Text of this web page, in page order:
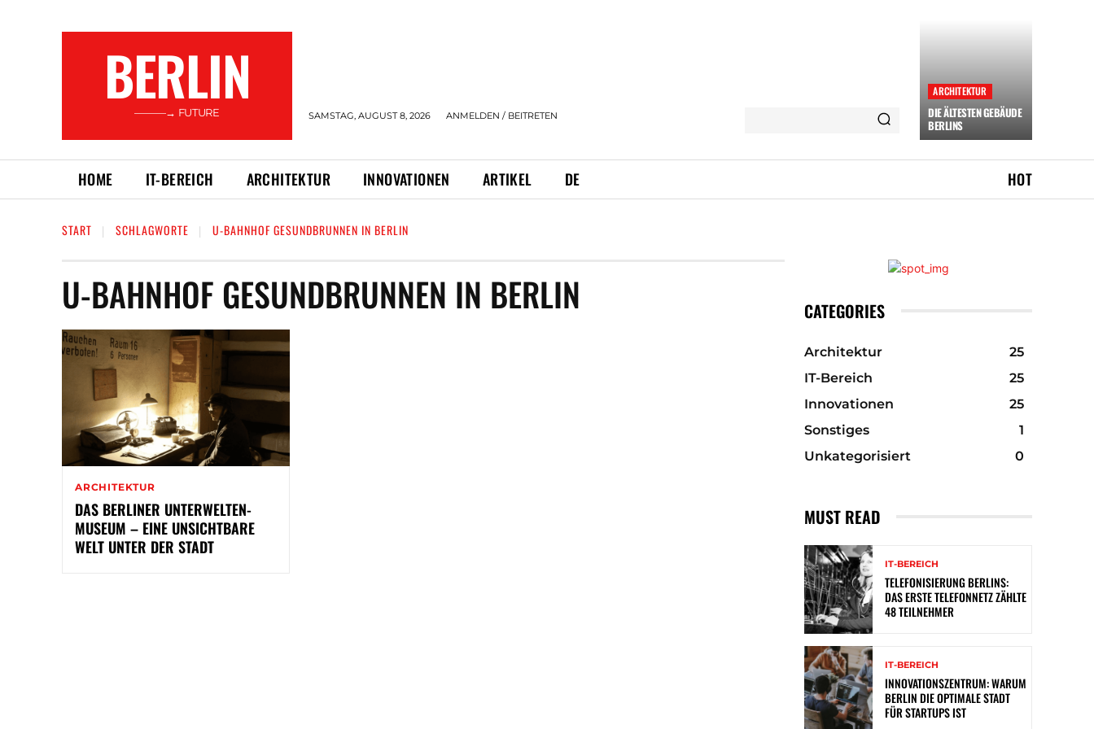
BERLIN
———→ FUTURE SAMSTAG, AUGUST 8, 2026 ANMELDEN / BEITRETEN
ARCHITEKTUR
DIE ÄLTESTEN GEBÄUDE
BERLINS
HOME IT-BEREICH ARCHITEKTUR INNOVATIONEN ARTIKEL DE HOT
START SCHLAGWORTE U-BAHNHOF GESUNDBRUNNEN IN BERLIN
U-BAHNHOF GESUNDBRUNNEN IN BERLIN
ARCHITEKTUR
DAS BERLINER UNTERWELTEN-
MUSEUM – EINE UNSICHTBARE
WELT UNTER DER STADT
CATEGORIES
Architektur
25
IT-Bereich
25
Innovationen
25
Sonstiges
1
Unkategorisiert
0
MUST READ
IT-BEREICH
TELEFONISIERUNG BERLINS:
DAS ERSTE TELEFONNETZ ZÄHLTE
48 TEILNEHMER
IT-BEREICH
INNOVATIONSZENTRUM: WARUM
BERLIN DIE OPTIMALE STADT
FÜR STARTUPS IST